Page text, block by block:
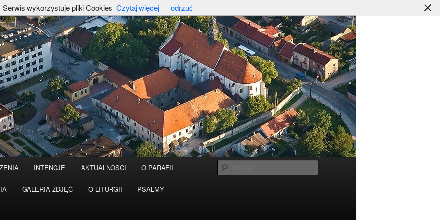
INTENCJE AKTUALNOŚCI O PARAFII
GALERIA ZDJĘĆ O LITURGII PSALMY
Serwis wykorzystuje pliki Cookies Czytaj więcej odrzuć